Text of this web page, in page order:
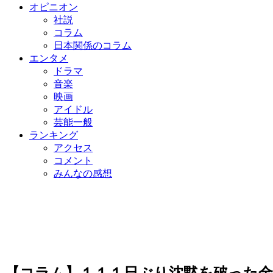
オピニオン
社説
コラム
日本関係のコラム
エンタメ
ドラマ
音楽
映画
アイドル
芸能一般
ランキング
アクセス
コメント
みんなの感想